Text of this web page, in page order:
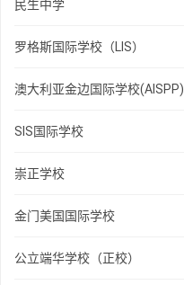
民生中学
罗格斯国际学校（LIS）
澳大利亚金边国际学校(AISPP)
SIS国际学校
崇正学校
金门美国国际学校
公立端华学校（正校）